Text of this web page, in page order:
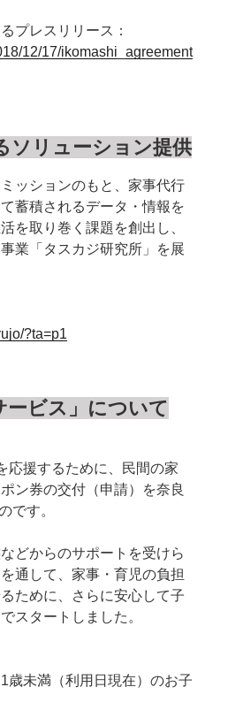
プレスリリース：
12/17/ikomashi_agreement
ソリューション提供
ッションのもと、家事代行
蓄積されるデータ・情報を
を取り巻く課題を創出し、
業「タスカジ研究所」を展
?ta=p1
ービス」について
応援するために、民間の家
ン券の交付（申請）を奈良
です。
どからのサポートを受けら
通して、家事・育児の負担
ために、さらに安心して子
スタートしました。
歳未満（利用日現在）のお子